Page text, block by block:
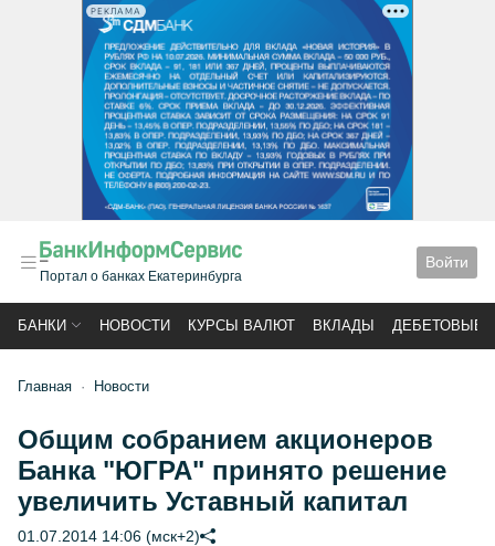
РЕКЛАМА
Портал о банках Екатеринбурга
Войти
БАНКИ НОВОСТИ КУРСЫ ВАЛЮТ ВКЛАДЫ ДЕБЕТОВЫЕ
Главная Новости
Общим собранием акционеров
Банка "ЮГРА" принято решение
увеличить Уставный капитал
01.07.2014 14:06 (мск+2)